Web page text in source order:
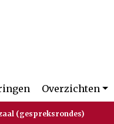
Overzichten
(gespreksrondes)